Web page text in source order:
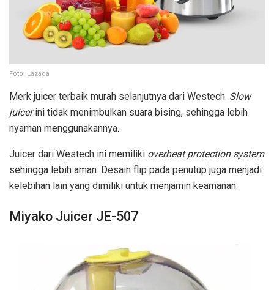
Foto: Lazada
Merk juicer terbaik murah selanjutnya dari Westech. Slow
juicerini tidak menimbulkan suara bising, sehingga lebih
nyaman menggunakannya.
Juicer dari Westech ini memiliki overheat protection system
sehingga lebih aman. Desain flip pada penutup juga menjadi
kelebihan lain yang dimiliki untuk menjamin keamanan.
Miyako Juicer JE-507